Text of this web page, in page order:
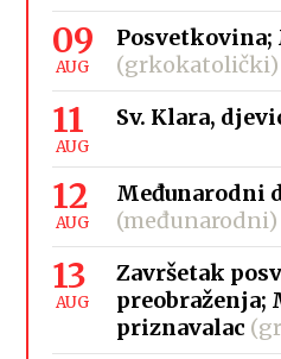
09
AUG
(grkokatolički)
11
AUG
Sv. Klara,
12
AUG
Međunarodni
(međunarodni)
13
AUG
Završetak
preobraženja;
priznavalac